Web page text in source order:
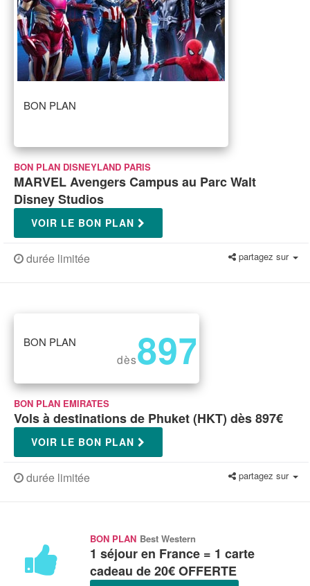
BON PLAN
BON PLAN DISNEYLAND PARIS
MARVEL Avengers Campus au Parc Walt
Disney Studios
VOIR LE BON PLAN
durée limitée partagez sur
BON PLAN
dès897
BON PLAN EMIRATES
Vols à destinations de Phuket (HKT) dès 897€
VOIR LE BON PLAN
durée limitée partagez sur
BON PLAN Best Western
1 séjour en France = 1 carte
cadeau de 20€ OFFERTE